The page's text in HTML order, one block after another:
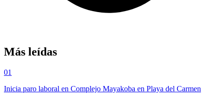
Más leídas
01
Inicia paro laboral en Complejo Mayakoba en Playa del Carmen